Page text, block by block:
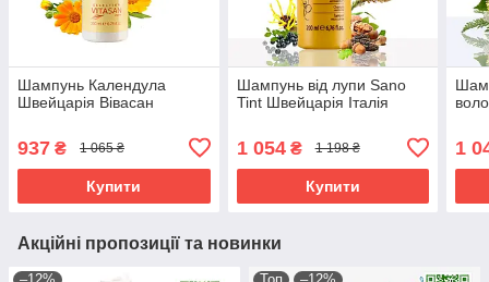
Шампунь Календула
Швейцарія Вівасан
937 ₴ 1 065 ₴
Купити
Шампунь від лупи Sano
Tint Швейцарія Італія
1 054₴ 1 198 ₴
Купити
1
Акційні пропозиції та новинки